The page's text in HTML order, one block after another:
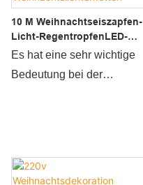
10 M Weihnachtseiszapfen-
Licht-RegentropfenLED-
Eiszapfen Im Freien
Weihnachtslichterketten
Es hat eine sehr wichtige
Bedeutung bei der
Eiszapfen-